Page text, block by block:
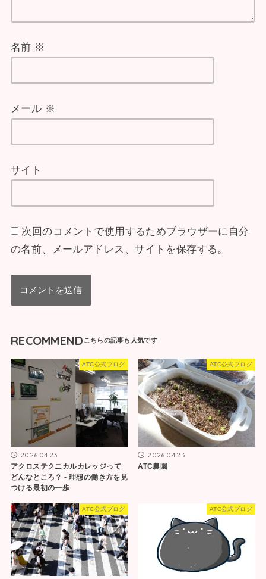
名前 ※
メール ※
サイト
次回のコメントで使用するためブラウザーに自分
の名前、メールアドレス、サイトを保存する。
RECOMMEND
ATC公式ブログ
2026.04.23
アクロステクニカルカレッジって
どんなところ？ ‐ 理想の働き方を見
つける最初の一歩
ATC公式ブログ
2026.04.23
ATC農園
ATC公式ブログ ATC公式ブログ